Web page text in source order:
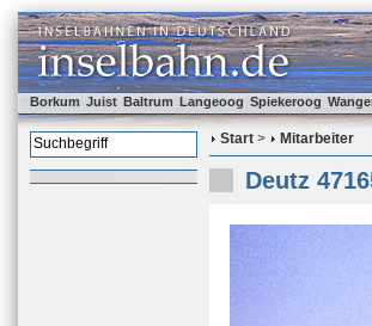
Borkum Juist Baltrum Langeoog Spiekeroog
Start > Mitarbeiter
Deutz